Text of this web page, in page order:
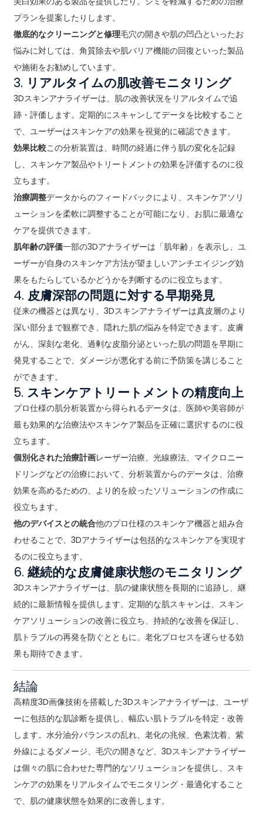
プランを提案したりします。
徹底的なクリーニングと修理毛穴の開きや肌の凹凸といったお
悩みに対しては、角質除去や肌バリア機能の回復といった製品
や施術をお勧めしています。
3. リアルタイムの肌改善モニタリング
3Dスキンアナライザーは、肌の改善状況をリアルタイムで追
跡・評価します。定期的にスキャンしてデータを比較すること
で、ユーザーはスキンケアの効果を視覚的に確認できます。
効果比較この分析装置は、時間の経過に伴う肌の変化を記録
し、スキンケア製品やトリートメントの効果を評価するのに役
立ちます。
治療調整データからのフィードバックにより、スキンケアソリ
ューションを柔軟に調整することが可能になり、お肌に最適な
ケアを提供できます。
肌年齢の評価一部の3Dアナライザーは「肌年齢」を表示し、ユ
ーザーが自身のスキンケア方法が望ましいアンチエイジング効
果をもたらしているかどうかを判断するのに役立ちます。
4. 皮膚深部の問題に対する早期発見
従来の機器とは異なり、3Dスキンアナライザーは真皮層のより
深い部分まで観察でき、隠れた肌の悩みを特定できます。皮膚
がん、深刻な老化、過剰な皮脂分泌といった肌の問題を早期に
発見することで、ダメージが悪化する前に予防策を講じること
ができます。
5. スキンケアトリートメントの精度向上
プロ仕様の肌分析装置から得られるデータは、医師や美容師が
最も効果的な治療法やスキンケア製品を正確に選択するのに役
立ちます。
個別化された治療計画レーザー治療、光線療法、マイクロニー
ドリングなどの治療において、分析装置からのデータは、治療
効果を高めるための、より的を絞ったソリューションの作成に
役立ちます。
他のデバイスとの統合他のプロ仕様のスキンケア機器と組み合
わせることで、3Dアナライザーは包括的なスキンケアを実現す
るのに役立ちます。
6. 継続的な皮膚健康状態のモニタリング
3Dスキンアナライザーは、肌の健康状態を長期的に追跡し、継
続的に最新情報を提供します。定期的な肌スキャンは、スキン
ケアソリューションの改善に役立ち、持続的な改善を保証し、
肌トラブルの再発を防ぐとともに、老化プロセスを遅らせる効
果も期待できます。
結論
高精度3D画像技術を搭載した3Dスキンアナライザーは、ユーザ
ーに包括的な肌診断を提供し、幅広い肌トラブルを特定・改善
します。水分油分バランスの乱れ、老化の兆候、色素沈着、紫
外線によるダメージ、毛穴の開きなど、3Dスキンアナライザー
は個々の肌に合わせた専門的なソリューションを提供し、スキ
ンケアの効果をリアルタイムでモニタリング・最適化すること
で、肌の健康状態を効果的に改善します。